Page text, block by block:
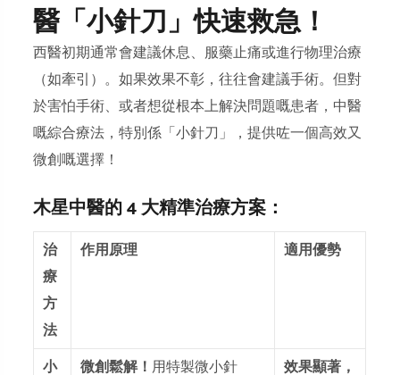
醫「小針刀」快速救急！
西醫初期通常會建議休息、服藥止痛或進行物理治療
（如牽引）。如果效果不彰，往往會建議手術。但對
於害怕手術、或者想從根本上解決問題嘅患者，中醫
嘅綜合療法，特別係「小針刀」，提供咗一個高效又
微創嘅選擇！
木星中醫的 4 大精準治療方案：
治
療
方
法
作用原理 適用優勢
小
微創鬆解！ 用特製微小針
效果顯著，